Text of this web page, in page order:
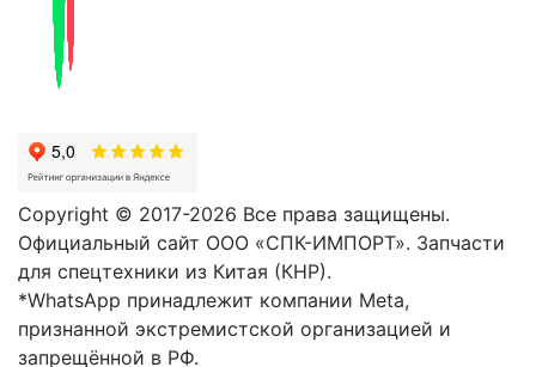
Copyright © 2017-2026 Все права защищены.
Официальный сайт ООО «СПК-ИМПОРТ». Запчасти
для спецтехники из Китая (КНР).
*WhatsApp принадлежит компании Meta,
признанной экстремистской организацией и
запрещённой в РФ.